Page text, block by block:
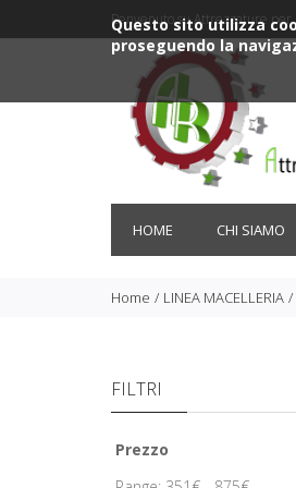
Benvenuto su Attrezzature per
HOME CHI SIAMO
Home LINEA MACELLERIA
FILTRI
Prezzo
Questo sito utilizza
proseguendo la